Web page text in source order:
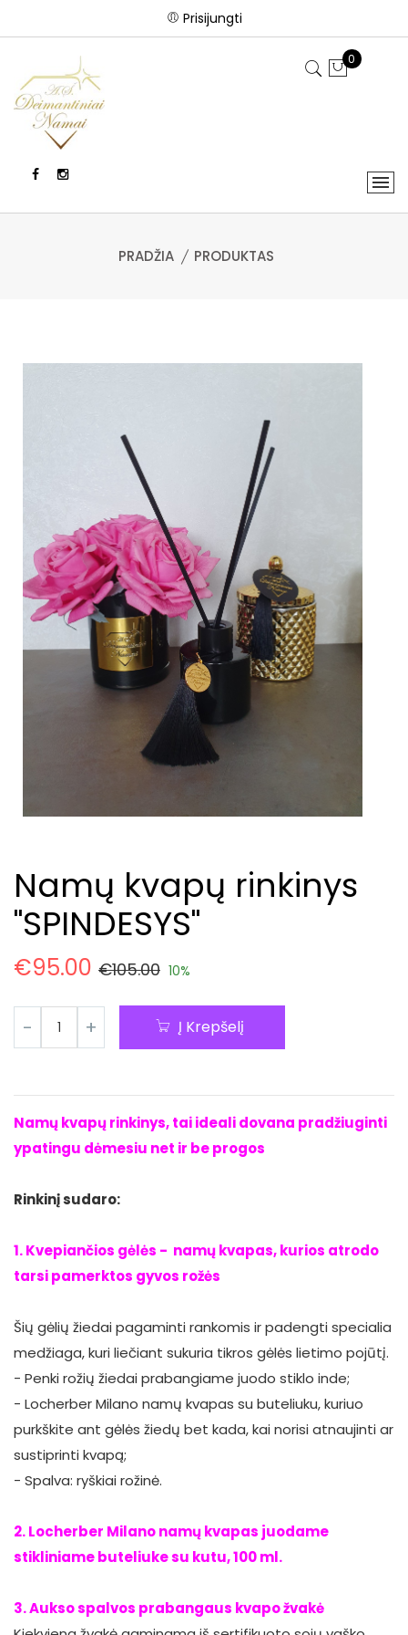
Prisijungti
0
PRADŽIA PRODUKTAS
Namų kvapų rinkinys
"SPINDESYS"
€95.00 €105.00 10%
Į Krepšelį
Namų kvapų rinkinys, tai ideali dovana pradžiuginti
ypatingu dėmesiu net ir be progos
Rinkinį sudaro:
1. Kvepiančios gėlės - namų kvapas, kurios atrodo
tarsi pamerktos gyvos rožės
Šių gėlių žiedai pagaminti rankomis ir padengti specialia
medžiaga, kuri liečiant sukuria tikros gėlės lietimo pojūtį.
- Penki rožių žiedai prabangiame juodo stiklo inde;
- Locherber Milano namų kvapas su buteliuku, kuriuo
purkškite ant gėlės žiedų bet kada, kai norisi atnaujinti ar
sustiprinti kvapą;
- Spalva: ryškiai rožinė.
2. Locherber Milano namų kvapas juodame
stikliniame buteliuke su kutu, 100 ml.
3. Aukso spalvos prabangaus kvapo žvakė